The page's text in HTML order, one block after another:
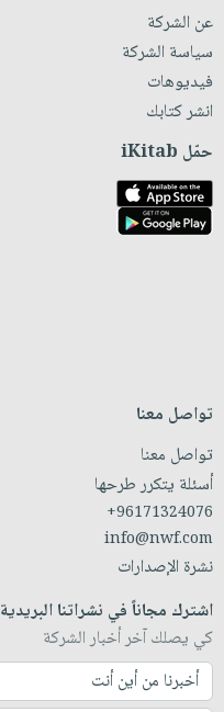
عن الشركة
سياسة الشركة
فيديوهات
انشر كتابك
حمّل iKitab
تواصل معنا
تواصل معنا
أسئلة يتكرر طرحها
+96171324076
info@nwf.com
نشرة الإصدارات
اشترك مجاناً في نشراتنا البريدية
كي يصلك آخر أخبار الشركة